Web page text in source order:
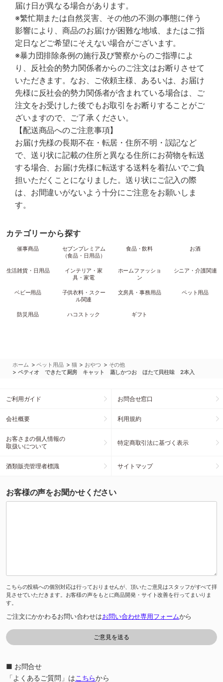
届け日が異なる場合があります。
※繁忙期または自然災害、その他の不測の事態に伴う
影響により、商品のお届けが困難な地域、またはご指
定日などご希望にそえない場合がございます。
※暴力団排除条例の施行及び警察からのご指導によ
り、反社会的勢力関係者からのご注文はお断りさせて
いただきます。なお、ご依頼主様、あるいは、お届け
先様に反社会的勢力関係者が含まれている場合は、ご
注文をお受けした後でもお取引をお断りすることがご
ざいますので、ご了承ください。
【配送商品へのご注意事項】
お届け先様の長期不在・転居・住所不明・誤記など
で、送り状に記載の住所と異なる住所にお荷物を転送
する場合、お届け先様に転送する送料を着払いでご負
担いただくことになりました。送り状にご記入の際
は、お間違いがないよう十分にご注意をお願いしま
す。
カテゴリーから探す
催事商品
セブンプレミアム
（食品・日用品）
食品・飲料 お酒
生活雑貨・日用品
インテリア・家
具・家電
ホームファッショ
ン
シニア・介護関連
ベビー用品
子供衣料・スクー
ル関連
文房具・事務用品 ペット用品
防災用品 ハコストック ギフト
ホーム >ペット用品 > 猫 > おやつ > その他
> ペティオ できたて厨房 キャット 蒸しかつお ほたて貝柱味 2本入
ご利用ガイド お問合せ窓口
会社概要 利用規約
お客さまの個人情報の
取扱いについて
特定商取引法に基づく表示
酒類販売管理者標識 サイトマップ
お客様の声をお聞かせください
こちらの投稿への個別対応は行っておりませんが、頂いたご意見はスタッフがすべて拝
見させていただきます。お客様の声をもとに商品開発・サイト改善を行ってまいりま
す。
ご注文にかかわるお問い合わせはお問い合わせ専用フォームから
■ お問合せ
「よくあるご質問」はこちらから